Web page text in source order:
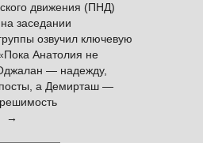
движения (ПНД)
заседании
озвучил ключевую
Анатолия не
— надежду,
а Демирташ —
→